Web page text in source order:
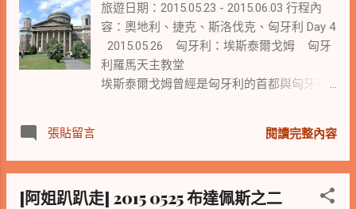
歷不同的建築風格 被摧毀與重建，直至1950
年重建 大抵恢復瑪麗姬、特蕾西姬統治時期
尊貴的皇家駐地風貌 位於舊城的斯洛伐克國
家劇院 是一座文藝復興風格的建築 十八世紀
布拉提斯拉瓦的音樂興盛 並與維也納的音樂
此處 莫札特6歲便拜訪過此 貝多芬也在此演
奏過他的『莊嚴彌撒』 在國家劇院前 來個大
合照留影一番 舊城廣場的舊市政廳建於14-
市立博物館 有別於其他城鎮的人聲鼎沸 斯洛
旅遊日期：2015.05.23 - 2015.06.03 行程內
容：奧地利、捷克、斯洛伐克、匈牙利 Day 4
2015.05.26 匈牙利：埃斯泰爾戈姆 匈牙
利羅馬天主教堂
埃斯泰爾戈姆曾經是匈牙利的首都與匈牙利
工。 土耳其入侵後將禮拜堂改為清真寺，目
前重新修復後的教堂， 仍然是匈牙利文藝復
柱支撐的三角屋頂 與教堂的圓穹頂 擁有多元
張貼留言 閱讀完整內容
[阿姐趴趴走] 2015 0525 布達佩斯之二